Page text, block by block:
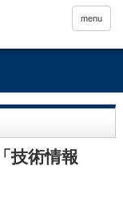
menu
技術情報